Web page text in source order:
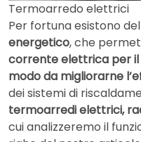
Termoarredo elettrici
Per fortuna esistono
energetico, che
corrente elettrica per
modo da migliorarne
dei sistemi di
termoarredi elettrici,
cui analizzeremo il